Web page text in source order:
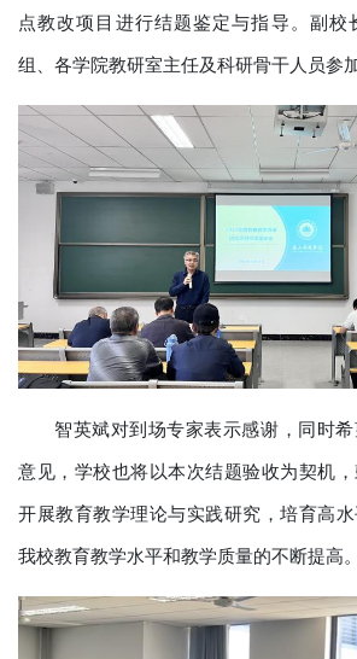
点教改项目进行结题鉴定与指导。副校
组、各学院教研室主任及科研骨干人员参
智英斌对到场专家表示感谢，同时
意见，学校也将以本次结题验收为契机
开展教育教学理论与实践研究，培育高
我校教育教学水平和教学质量的不断提高。